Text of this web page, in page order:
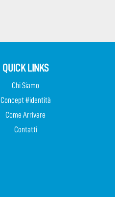
QUICK LINKS
Chi Siamo
Concept #identità
Come Arrivare
Contatti